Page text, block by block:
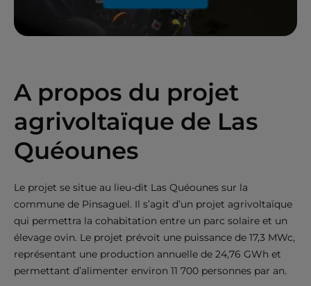
A propos du projet
agrivoltaïque de Las
Quéounes
Le projet se situe au lieu-dit Las Quéounes sur la
commune de Pinsaguel. Il s’agit d’un projet agrivoltaïque
qui permettra la cohabitation entre un parc solaire et un
élevage ovin. Le projet prévoit une puissance de 17,3 MWc,
représentant une production annuelle de 24,76 GWh et
permettant d’alimenter environ 11 700 personnes par an.